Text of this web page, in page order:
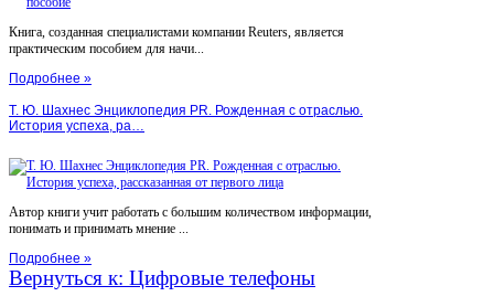
Книга, созданная специалистами компании Reuters, является
практическим пособием для начи...
Подробнее »
Т. Ю. Шахнес Энциклопедия PR. Рожденная с отраслью.
История успеха, ра…
Автор книги учит работать с большим количеством информации,
понимать и принимать мнение ...
Подробнее »
Вернуться к: Цифровые телефоны